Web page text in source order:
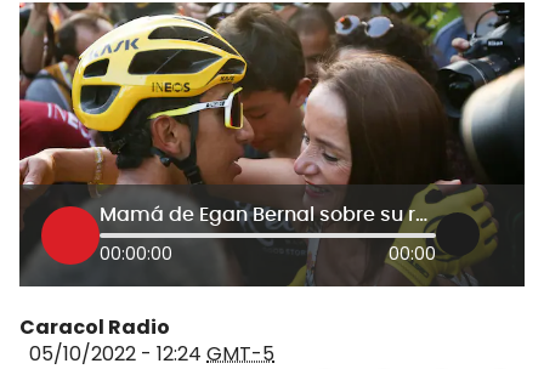
Mamá de Egan Bernal sobre su regreso a las competencias
00:00:00 00:00
Caracol Radio
05/10/2022 - 12:24 GMT-5